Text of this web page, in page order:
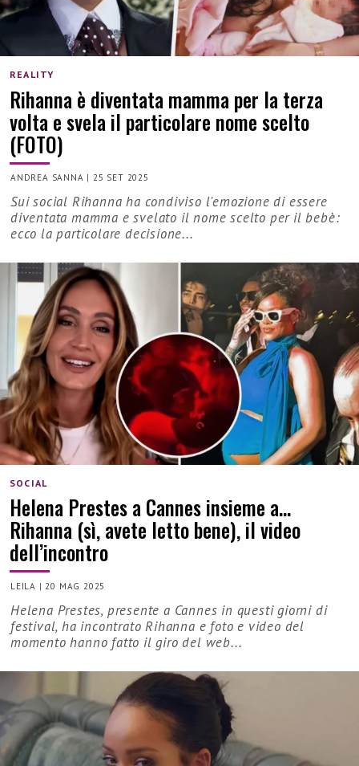
REALITY
Rihanna è diventata mamma per la terza
volta e svela il particolare nome scelto
(FOTO)
ANDREA SANNA |25 SET 2025
Sui social Rihanna ha condiviso l'emozione di essere
diventata mamma e svelato il nome scelto per il bebè:
ecco la particolare decisione...
SOCIAL
Helena Prestes a Cannes insieme a…
Rihanna (sì, avete letto bene), il video
dell’incontro
LEILA |20 MAG 2025
Helena Prestes, presente a Cannes in questi giorni di
festival, ha incontrato Rihanna e foto e video del
momento hanno fatto il giro del web...